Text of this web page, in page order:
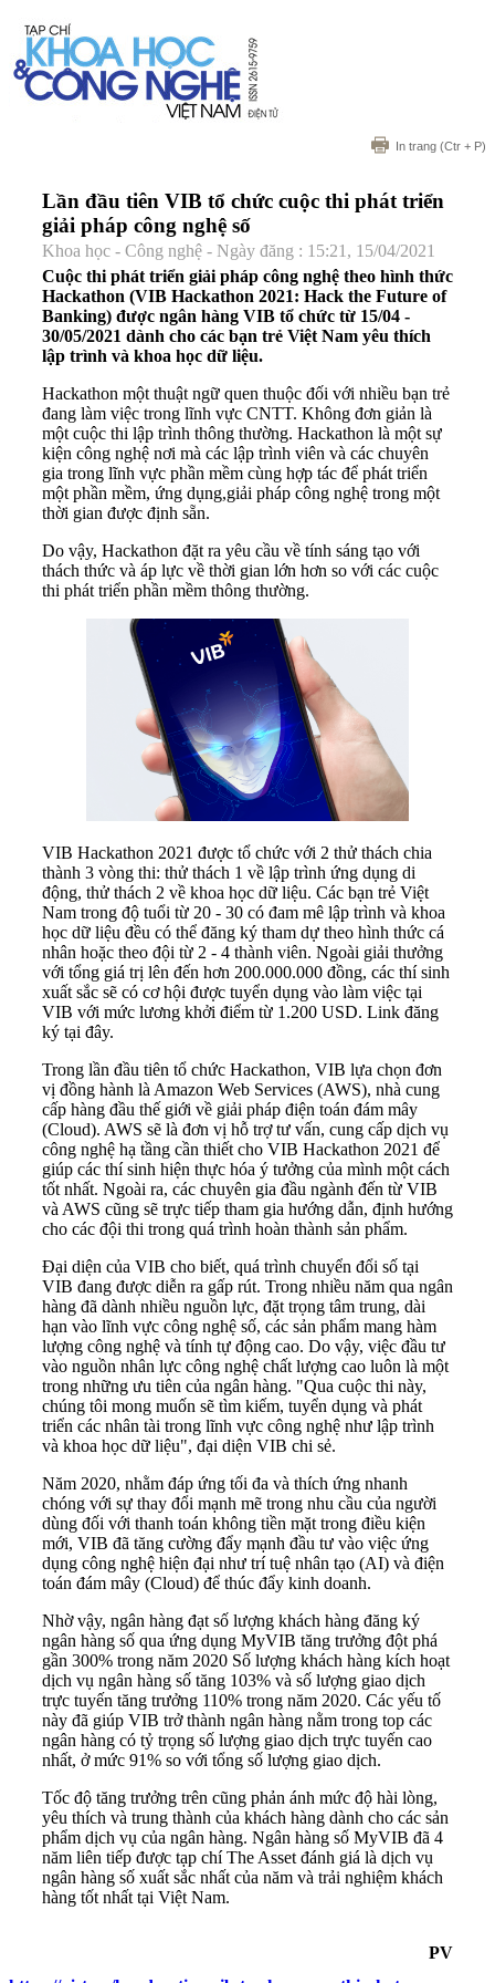
In trang (Ctr + P)
Lần đầu tiên VIB tổ chức cuộc thi phát triển
giải pháp công nghệ số
Khoa học - Công nghệ - Ngày đăng : 15:21, 15/04/2021
Cuộc thi phát triển giải pháp công nghệ theo hình thức
Hackathon (VIB Hackathon 2021: Hack the Future of
Banking) được ngân hàng VIB tổ chức từ 15/04 -
30/05/2021 dành cho các bạn trẻ Việt Nam yêu thích
lập trình và khoa học dữ liệu.
Hackathon một thuật ngữ quen thuộc đối với nhiều bạn trẻ
đang làm việc trong lĩnh vực CNTT. Không đơn giản là
một cuộc thi lập trình thông thường. Hackathon là một sự
kiện công nghệ nơi mà các lập trình viên và các chuyên
gia trong lĩnh vực phần mềm cùng hợp tác để phát triển
một phần mềm, ứng dụng,giải pháp công nghệ trong một
thời gian được định sẵn.
Do vậy, Hackathon đặt ra yêu cầu về tính sáng tạo với
thách thức và áp lực về thời gian lớn hơn so với các cuộc
thi phát triển phần mềm thông thường.
VIB Hackathon 2021 được tổ chức với 2 thử thách chia
thành 3 vòng thi: thử thách 1 về lập trình ứng dụng di
động, thử thách 2 về khoa học dữ liệu. Các bạn trẻ Việt
Nam trong độ tuổi từ 20 - 30 có đam mê lập trình và khoa
học dữ liệu đều có thể đăng ký tham dự theo hình thức cá
nhân hoặc theo đội từ 2 - 4 thành viên. Ngoài giải thưởng
với tổng giá trị lên đến hơn 200.000.000 đồng, các thí sinh
xuất sắc sẽ có cơ hội được tuyển dụng vào làm việc tại
VIB với mức lương khởi điểm từ 1.200 USD. Link đăng
ký tại đây.
Trong lần đầu tiên tổ chức Hackathon, VIB lựa chọn đơn
vị đồng hành là Amazon Web Services (AWS), nhà cung
cấp hàng đầu thế giới về giải pháp điện toán đám mây
(Cloud). AWS sẽ là đơn vị hỗ trợ tư vấn, cung cấp dịch vụ
công nghệ hạ tầng cần thiết cho VIB Hackathon 2021 để
giúp các thí sinh hiện thực hóa ý tưởng của mình một cách
tốt nhất. Ngoài ra, các chuyên gia đầu ngành đến từ VIB
và AWS cũng sẽ trực tiếp tham gia hướng dẫn, định hướng
cho các đội thi trong quá trình hoàn thành sản phẩm.
Đại diện của VIB cho biết, quá trình chuyển đổi số tại
VIB đang được diễn ra gấp rút. Trong nhiều năm qua ngân
hàng đã dành nhiều nguồn lực, đặt trọng tâm trung, dài
hạn vào lĩnh vực công nghệ số, các sản phẩm mang hàm
lượng công nghệ và tính tự động cao. Do vậy, việc đầu tư
vào nguồn nhân lực công nghệ chất lượng cao luôn là một
trong những ưu tiên của ngân hàng. "Qua cuộc thi này,
chúng tôi mong muốn sẽ tìm kiếm, tuyển dụng và phát
triển các nhân tài trong lĩnh vực công nghệ như lập trình
và khoa học dữ liệu", đại diện VIB chi sẻ.
Năm 2020, nhằm đáp ứng tối đa và thích ứng nhanh
chóng với sự thay đổi mạnh mẽ trong nhu cầu của người
dùng đối với thanh toán không tiền mặt trong điều kiện
mới, VIB đã tăng cường đẩy mạnh đầu tư vào việc ứng
dụng công nghệ hiện đại như trí tuệ nhân tạo (AI) và điện
toán đám mây (Cloud) để thúc đẩy kinh doanh.
Nhờ vậy, ngân hàng đạt số lượng khách hàng đăng ký
ngân hàng số qua ứng dụng MyVIB tăng trưởng đột phá
gần 300% trong năm 2020 Số lượng khách hàng kích hoạt
dịch vụ ngân hàng số tăng 103% và số lượng giao dịch
trực tuyến tăng trưởng 110% trong năm 2020. Các yếu tố
này đã giúp VIB trở thành ngân hàng nằm trong top các
ngân hàng có tỷ trọng số lượng giao dịch trực tuyến cao
nhất, ở mức 91% so với tổng số lượng giao dịch.
Tốc độ tăng trưởng trên cũng phản ánh mức độ hài lòng,
yêu thích và trung thành của khách hàng dành cho các sản
phẩm dịch vụ của ngân hàng. Ngân hàng số MyVIB đã 4
năm liên tiếp được tạp chí The Asset đánh giá là dịch vụ
ngân hàng số xuất sắc nhất của năm và trải nghiệm khách
hàng tốt nhất tại Việt Nam.
PV